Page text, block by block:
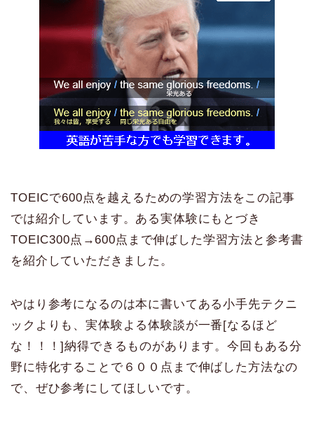
TOEICで600点を越えるための学習方法をこの記事
では紹介しています。ある実体験にもとづき
TOEIC300点→600点まで伸ばした学習方法と参考書
を紹介していただきました。
やはり参考になるのは本に書いてある小手先テクニ
ックよりも、実体験よる体験談が一番[なるほど
な！！！]納得できるものがあります。今回もある分
野に特化することで６００点まで伸ばした方法なの
で、ぜひ参考にしてほしいです。